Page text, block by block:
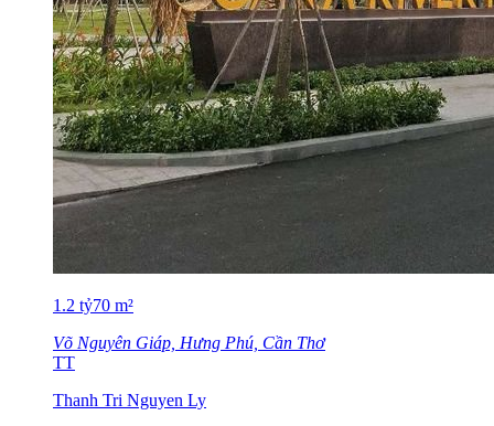
1.2 tỷ70 m²
Võ Nguyên Giáp, Hưng Phú, Cần Thơ
TT
Thanh Tri Nguyen Ly